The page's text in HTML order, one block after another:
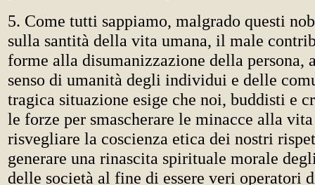
5. Come tutti sappiamo, malgrado questi
sulla santità della vita umana, il male
forme alla disumanizzazione della persona,
senso di umanità degli individui e delle
tragica situazione esige che noi, buddisti e
le forze per smascherare le minacce alla
risvegliare la coscienza etica dei nostri
generare una rinascita spirituale morale
delle società al fine di essere veri operatori